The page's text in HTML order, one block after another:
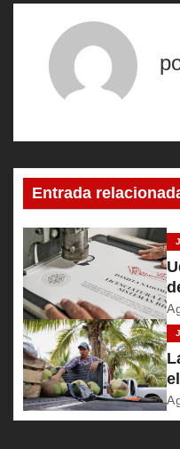
c
i
ó
n
d
e
e
n
Entrada